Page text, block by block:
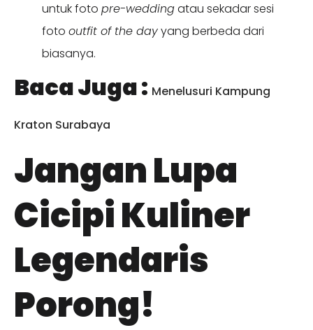
untuk foto pre-weddingatau sekadar sesi
foto outfit of the dayyang berbeda dari
biasanya.
Baca Juga : Menelusuri Kampung
Kraton Surabaya
Jangan Lupa
Cicipi Kuliner
Legendaris
Porong!